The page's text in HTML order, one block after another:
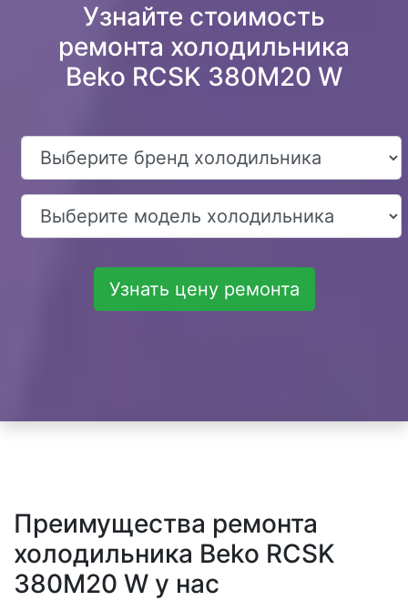
Узнайте стоимость
ремонта холодильника
Beko RCSK 380M20 W
Узнать цену ремонта
Преимущества ремонта
холодильника Beko RCSK
380M20 W у нас